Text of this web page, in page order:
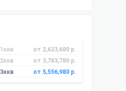
1ккв
от 2,623,680 р.
2ккв
от 3,783,780 р.
3ккв
от 5,556,980 р.